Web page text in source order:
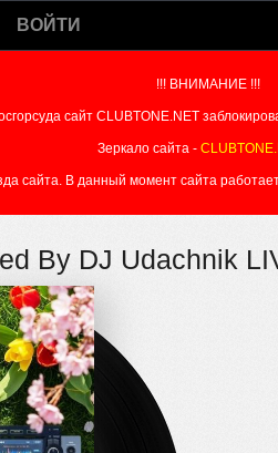
ВОЙТИ
!!! ВНИМАНИЕ !!!
сайт CLUBTONE.NET
Зеркало сайта -
сайта. В данный момент сайта
By DJ Udachnik